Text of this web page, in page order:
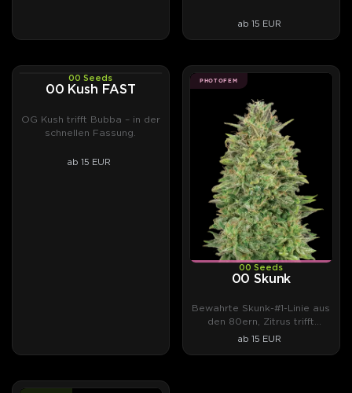
ab 15 EUR
00 Seeds
00 Kush FAST
OG Kush trifft Bubba – in der
schnellen Fassung.
ab 15 EUR
PHOTOFEM
00 Seeds
00 Skunk
Bewahrte Skunk-#1-Linie aus
den 80ern, Zitrus trifft
Weihrauch.
ab 15 EUR